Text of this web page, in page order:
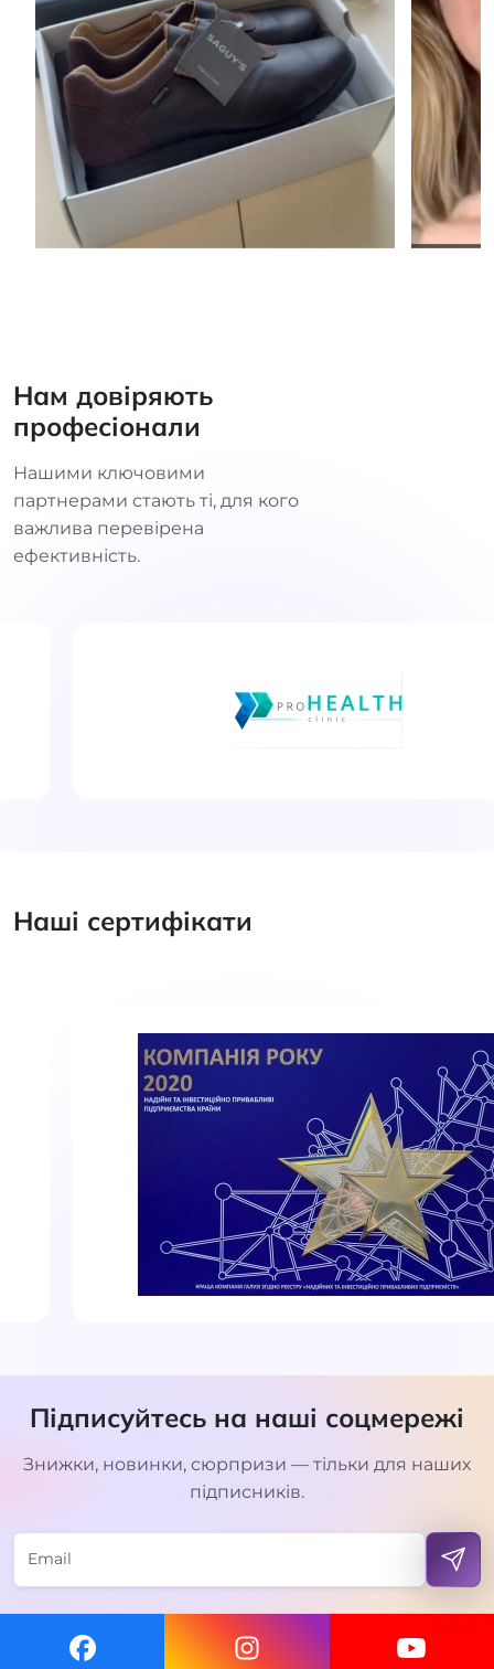
Нам довіряють
професіонали
Нашими ключовими
партнерами стають ті, для кого
важлива перевірена
ефективність.
Наші сертифікати
Підписуйтесь на наші соцмережі
Знижки, новинки, сюрпризи — тільки для наших
підписників.